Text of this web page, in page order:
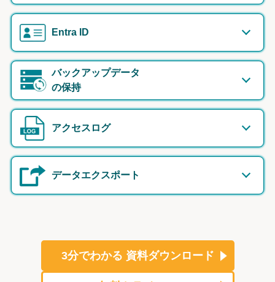
Entra ID
バックアップデータ
の保持
アクセスログ
データエクスポート
3分でわかる 資料ダウンロード